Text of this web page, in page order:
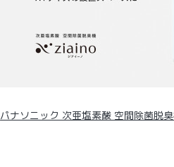
パナソニック 次亜塩素酸 空間除菌脱